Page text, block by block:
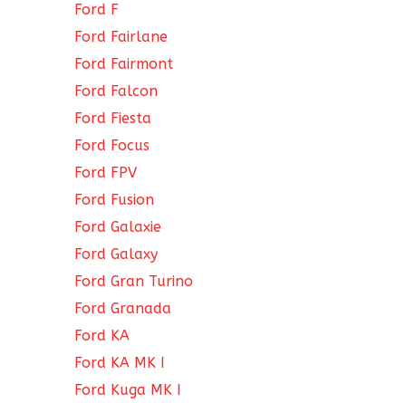
Ford F
Ford Fairlane
Ford Fairmont
Ford Falcon
Ford Fiesta
Ford Focus
Ford FPV
Ford Fusion
Ford Galaxie
Ford Galaxy
Ford Gran Turino
Ford Granada
Ford KA
Ford KA MK I
Ford Kuga MK I